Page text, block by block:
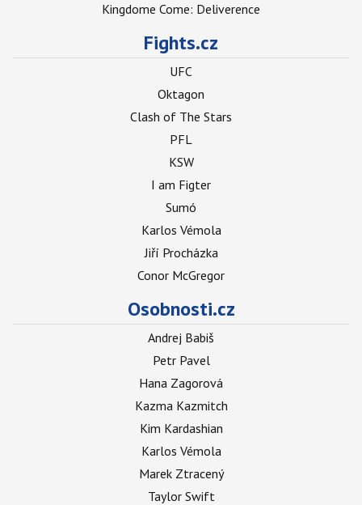
Kingdome Come: Deliverence
Fights.cz
UFC
Oktagon
Clash of The Stars
PFL
KSW
I am Figter
Sumó
Karlos Vémola
Jiří Procházka
Conor McGregor
Osobnosti.cz
Andrej Babiš
Petr Pavel
Hana Zagorová
Kazma Kazmitch
Kim Kardashian
Karlos Vémola
Marek Ztracený
Taylor Swift